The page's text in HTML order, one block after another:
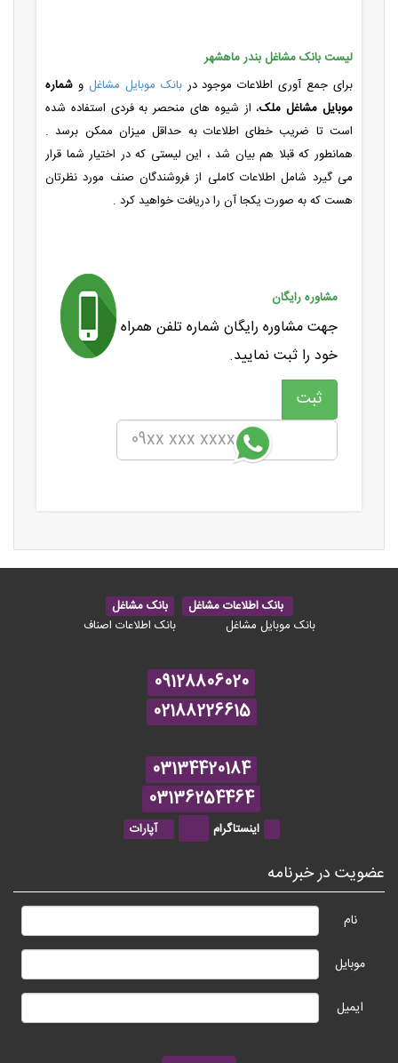
لیست بانک مشاغل بندر ماهشهر
برای جمع آوری اطلاعات موجود دربانک موبایل مشاغل و شماره
موبایل مشاغل ملک، از شیوه های منحصر به فردی استفاده شده
است تا ضریب خطای اطلاعات به حداقل میزان ممکن برسد .
همانطور که قبلا هم بیان شد ، این لیستی که در اختیار شما قرار
می گیرد شامل اطلاعات کاملی از فروشندگان صنف مورد نظرتان
هست که به صورت یکجا آن را دریافت خواهید کرد .
مشاوره رایگان
جهت مشاوره رایگان شماره تلفن همراه
خود را ثبت نمایید.
بانک اطلاعات مشاغل
بانک مشاغل
بانک موبایل مشاغل
بانک اطلاعات اصناف
09128806020
02188226615
03134420184
03136254464
اینستاگرام آپارات
عضویت در خبرنامه
نام
موبایل
ایمیل